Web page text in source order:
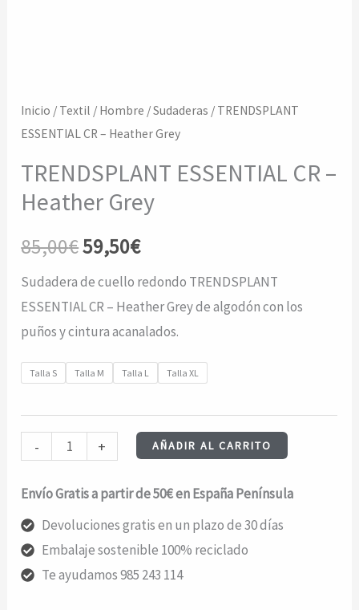
Inicio / Textil / Hombre /Sudaderas / TRENDSPLANT
ESSENTIAL CR – Heather Grey
TRENDSPLANT ESSENTIAL CR –
Heather Grey
85,00€El
precio
original
era:
59,50€El
precio
actual
es:
Sudadera de cuello redondo TRENDSPLANT
ESSENTIAL CR – Heather Grey de algodón con los
puños y cintura acanalados.
Talla S Talla M Talla L Talla XL
-
TRENDSPLANT
CR
-
Heather
Grey
+ AÑADIR AL CARRITO
Envío Gratis a partir de 50€ en España Península
Devoluciones gratis en un plazo de 30 días
Embalaje sostenible 100% reciclado
Te ayudamos 985 243 114